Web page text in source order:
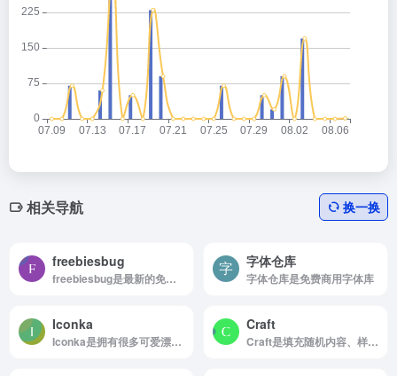
相关导航 换一换
freebiesbug
freebiesbug是最新的免费设计资源
字体仓库
字体仓库是免费商用字体库
Iconka
Iconka是拥有很多可爱漂亮的卡通图标
Craft
Craft是填充随机内容、样式整理、复制排版、云分享组件